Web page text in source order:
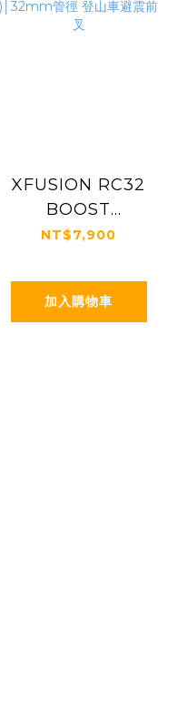
XFUSION RC32
BOOST
(26"/27.5"
山車避震前叉
NT$7,900
加入購物車